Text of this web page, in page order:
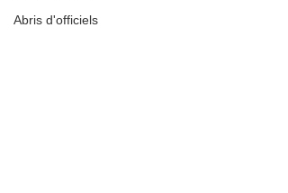
Abris d'officiels